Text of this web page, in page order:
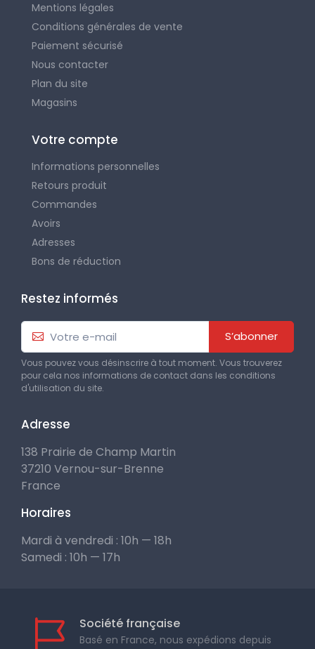
Mentions légales
Conditions générales de vente
Paiement sécurisé
Nous contacter
Plan du site
Magasins
Votre compte
Informations personnelles
Retours produit
Commandes
Avoirs
Adresses
Bons de réduction
Restez informés
S’abonner
Vous pouvez vous désinscrire à tout moment. Vous trouverez
pour cela nos informations de contact dans les conditions
d'utilisation du site.
Adresse
138 Prairie de Champ Martin
37210 Vernou-sur-Brenne
France
Horaires
Mardi à vendredi : 10h — 18h
Samedi : 10h — 17h
Société française
Basé en France, nous expédions depuis